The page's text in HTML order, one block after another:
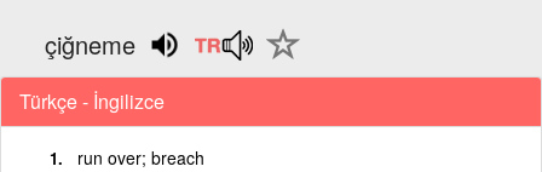
çiğneme
Türkçe - İngilizce
run over; breach